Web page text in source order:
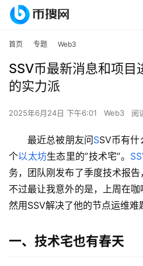
首页 专题 Web3
SSV币最新消息和项目
的实力派
2025年6月24日 下午6:01 Web3 阅
最近总被朋友问SSV币有什
个以太坊生态里的”技术宅”。
务，团队刚发布了季度技术报告
不过最让我意外的是，上周在咖
然用SSV解决了他的节点运维难
一、技术宅也有春天